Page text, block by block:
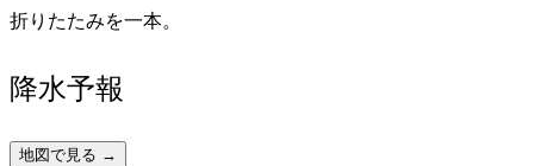
折りたたみを一本。
降水予報
地図で見る →